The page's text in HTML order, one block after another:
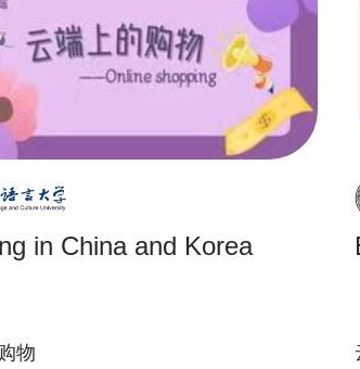
in China and Korea
物